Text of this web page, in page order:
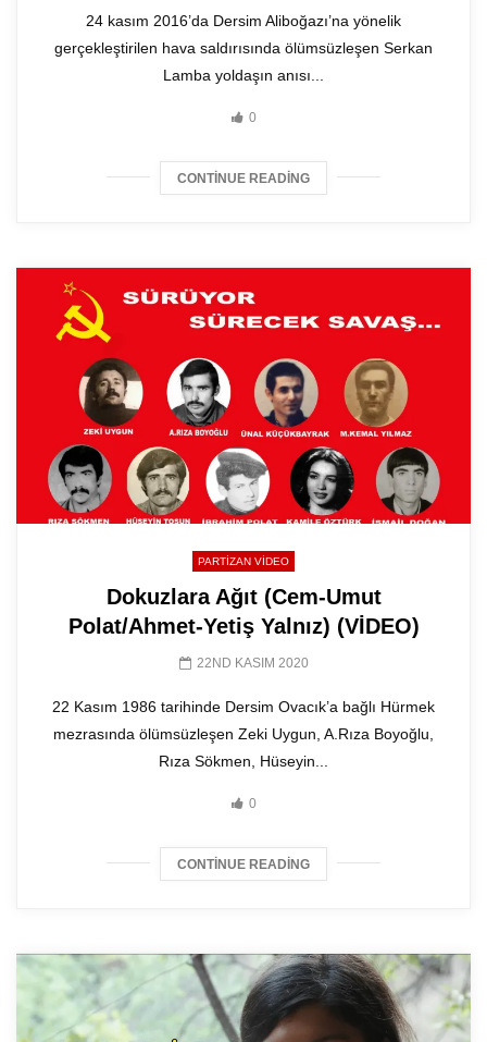
24 kasım 2016’da Dersim Aliboğazı’na yönelik
gerçekleştirilen hava saldırısında ölümsüzleşen Serkan
Lamba yoldaşın anısı...
0
CONTINUE READING
PARTIZAN VIDEO
Dokuzlara Ağıt (Cem-Umut
Polat/Ahmet-Yetiş Yalnız) (VİDEO)
22ND KASIM 2020
22 Kasım 1986 tarihinde Dersim Ovacık’a bağlı Hürmek
mezrasında ölümsüzleşen Zeki Uygun, A.Rıza Boyoğlu,
Rıza Sökmen, Hüseyin...
0
CONTINUE READING